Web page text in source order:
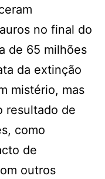
no final do
de 65 milhões
da extinção
mistério, mas
resultado de
como
de
outros